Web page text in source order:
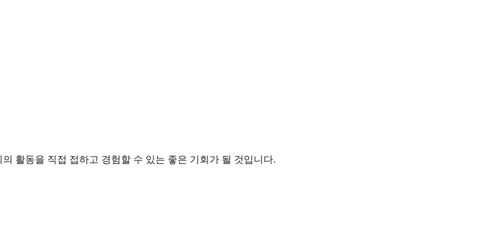
활동을 직접 접하고 경험할 수 있는 좋은 기회가 될 것입니다.